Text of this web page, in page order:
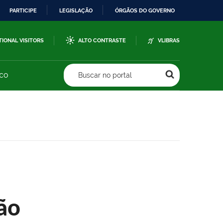
PARTICIPE LEGISLAÇÃO ÓRGÃOS DO GOVERNO
VISITORS ALTO CONTRASTE VLIBRAS
Buscar no portal